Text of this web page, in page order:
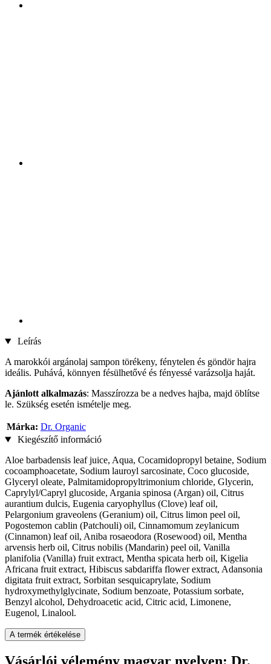
Leírás
A marokkói argánolaj sampon törékeny, fénytelen és göndör hajra
ideális. Puhává, könnyen fésülhetővé és fényessé varázsolja haját.
Ajánlott alkalmazás: Masszírozza be a nedves hajba, majd öblítse
le. Szükség esetén ismételje meg.
Márka: Dr. Organic
Kiegészítő információ
Aloe barbadensis leaf juice, Aqua, Cocamidopropyl betaine, Sodium
cocoamphoacetate, Sodium lauroyl sarcosinate, Coco glucoside,
Glyceryl oleate, Palmitamidopropyltrimonium chloride, Glycerin,
Caprylyl/Capryl glucoside, Argania spinosa (Argan) oil, Citrus
aurantium dulcis, Eugenia caryophyllus (Clove) leaf oil,
Pelargonium graveolens (Geranium) oil, Citrus limon peel oil,
Pogostemon cablin (Patchouli) oil, Cinnamomum zeylanicum
(Cinnamon) leaf oil, Aniba rosaeodora (Rosewood) oil, Mentha
arvensis herb oil, Citrus nobilis (Mandarin) peel oil, Vanilla
planifolia (Vanilla) fruit extract, Mentha spicata herb oil, Kigelia
Africana fruit extract, Hibiscus sabdariffa flower extract, Adansonia
digitata fruit extract, Sorbitan sesquicaprylate, Sodium
hydroxymethylglycinate, Sodium benzoate, Potassium sorbate,
Benzyl alcohol, Dehydroacetic acid, Citric acid, Limonene,
Eugenol, Linalool.
A termék értékelése